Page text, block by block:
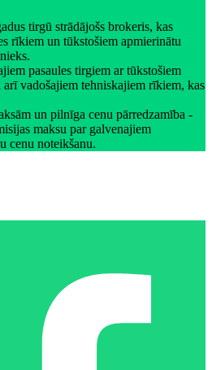
tirgū strādājošs brokeris, kas
rīkiem un tūkstošiem apmierinātu
pasaules tirgiem ar tūkstošiem
vadošajiem tehniskajiem rīkiem, kas
un pilnīga cenu pārredzamība -
maksu par galvenajiem
cenu noteikšanu.